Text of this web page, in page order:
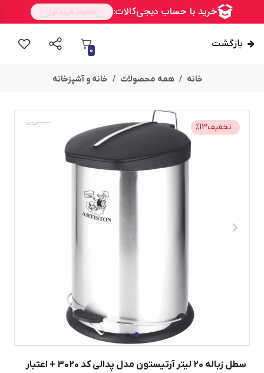
بازگشت
0
خانه همه محصولات خانه و آشپزخانه
تخفیف
%13
سطل زباله 20 لیتر آرتیستون مدل پدالی کد 3020 + اعتبار